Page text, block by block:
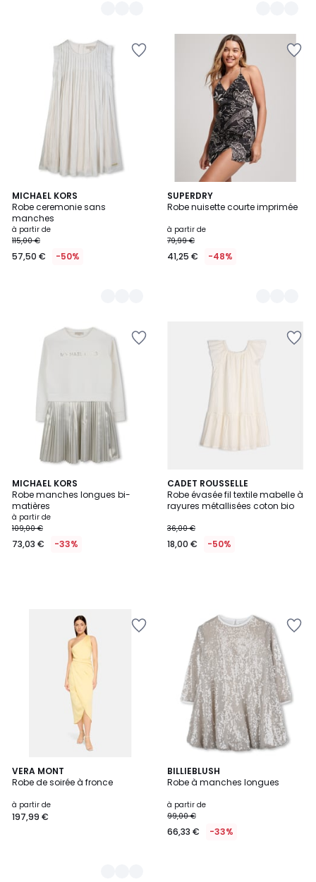
MICHAEL KORS
Robe ceremonie sans
manches
à partir de
115,00 €
57,50 € -50%
2
Couleurs
SUPERDRY
Robe nuisette courte imprimée
à partir de
79,99 €
41,25 € -48%
3
Couleurs
MICHAEL KORS
Robe manches longues bi-
matières
à partir de
109,00 €
73,03 € -33%
CADET ROUSSELLE
Robe évasée fil textile mabelle à
rayures métallisées coton bio
36,00 €
18,00 € -50%
VERA MONT
Robe de soirée à fronce
à partir de
197,99 €
4
Couleurs
BILLIEBLUSH
Robe à manches longues
à partir de
99,00 €
66,33 € -33%